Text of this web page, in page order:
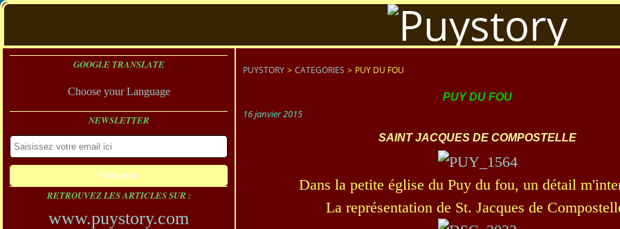
GOOGLE TRANSLATE
Choose your Language
NEWSLETTER
RETROUVEZ LES ARTICLES SUR :
www.puystory.com
PUYSTORY > CATEGORIES > PUY DU FOU
PUY DU FOU
16 janvier 2015
SAINT JACQUES DE COMPOSTELLE
Dans la petite église du Puy du fou, un détail
La représentation de St. Jacques de